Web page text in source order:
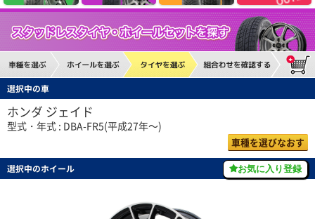
選択中の車
ホンダ ジェイド
型式・年式 : DBA-FR5(平成27年～)
車種を選びなおす
選択中のホイール お気に入り登録